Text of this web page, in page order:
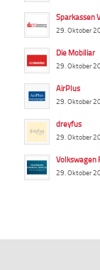
Sparkassen
29. Oktober
Die Mobiliar
29. Oktober
AirPlus
29. Oktober
dreyfus
29. Oktober
Volkswagen
29. Oktober